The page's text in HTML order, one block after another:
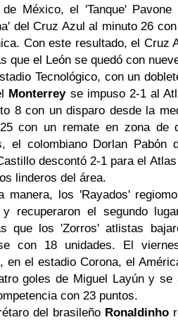
de México, el 'Tanque'
del Cruz Azul al minuto 26
Con este resultado, el Cruz
que el León se quedó con
Tecnológico, con un
Monterreyse impuso 2-1 al
8 con un disparo desde la
con un remate en zona de
el colombiano Dorlan Pabón
descontó 2-1 para el
linderos del área.
manera, los 'Rayados'
y recuperaron el segundo
que los 'Zorros' atlistas
con 18 unidades. El
en el estadio Corona, el
goles de Miguel Layún y se
con 23 puntos.
del brasileño Ronaldinho